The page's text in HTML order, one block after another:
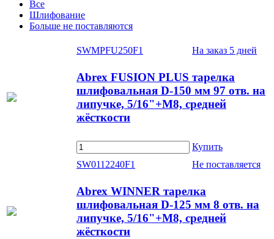
Все
Шлифование
Больше не поставляются
SWMPFU250F1 На заказ 5 дней
Abrex FUSION PLUS тарелка
шлифовальная D-150 мм 97 отв. на
липучке, 5/16"+М8, средней
жёсткости
Купить
SW0112240F1
Не поставляется
Abrex WINNER тарелка
шлифовальная D-125 мм 8 отв. на
липучке, 5/16"+М8, средней
жёсткости